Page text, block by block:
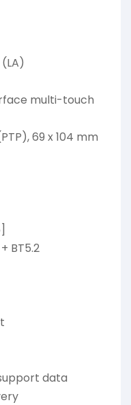
multi-touch
69 x 104 mm
BT5.2
data